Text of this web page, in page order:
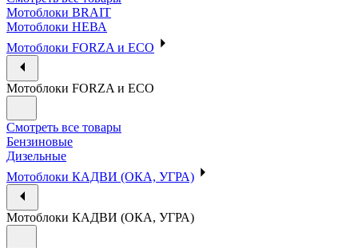
Мотоблоки BRAIT
Мотоблоки НЕВА
Мотоблоки FORZA и ECO
Мотоблоки FORZA и ECO
Смотреть все товары
Бензиновые
Дизельные
Мотоблоки КАДВИ (ОКА, УГРА)
Мотоблоки КАДВИ (ОКА, УГРА)